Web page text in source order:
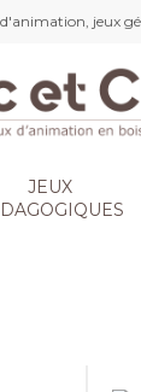
17h)
jeux
JEUX